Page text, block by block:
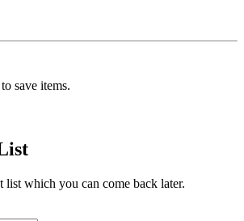
save items.
list which you can come back later.